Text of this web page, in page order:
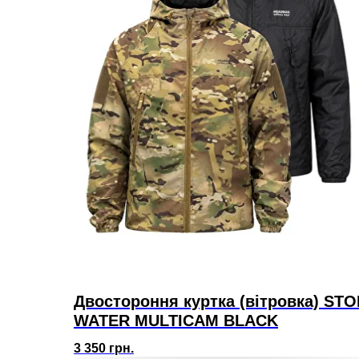
Двостороння куртка (вітровка)
WATER MULTICAM BLACK
3 350 грн.